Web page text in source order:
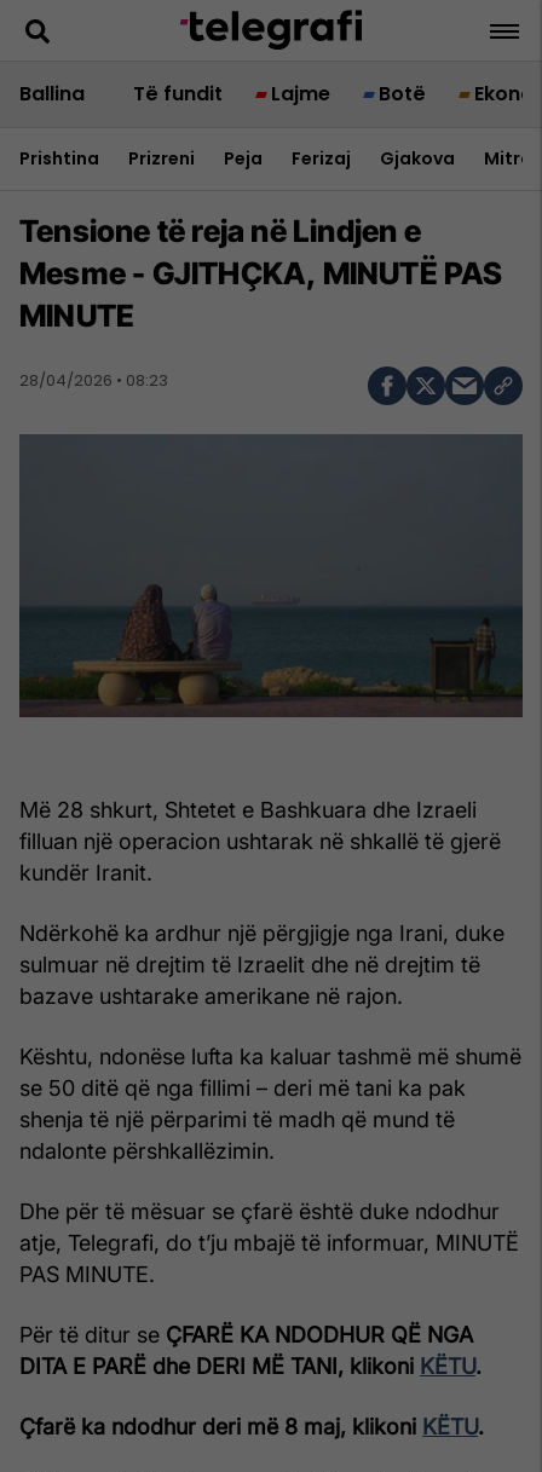
Ballina Të fundit Lajme Botë
Prishtina Prizreni Peja Ferizaj Gjakova
Tensione të reja në Lindjen e
Mesme - GJITHÇKA, MINUTË PAS
MINUTE
28/04/2026 • 08:23
Më 28 shkurt, Shtetet e Bashkuara dhe Izraeli
filluan një operacion ushtarak në shkallë të gjerë
kundër Iranit.
Ndërkohë ka ardhur një përgjigje nga Irani, duke
sulmuar në drejtim të Izraelit dhe në drejtim të
bazave ushtarake amerikane në rajon.
Kështu, ndonëse lufta ka kaluar tashmë më shumë
se 50 ditë që nga fillimi – deri më tani ka pak
shenja të një përparimi të madh që mund të
ndalonte përshkallëzimin.
Dhe për të mësuar se çfarë është duke ndodhur
atje, Telegrafi, do t’ju mbajë të informuar, MINUTË
PAS MINUTE.
Për të ditur se ÇFARË KA NDODHUR QË NGA
DITA E PARË dhe DERI MË TANI, klikoni KËTU.
Çfarë ka ndodhur deri më 8 maj, klikoni KËTU.